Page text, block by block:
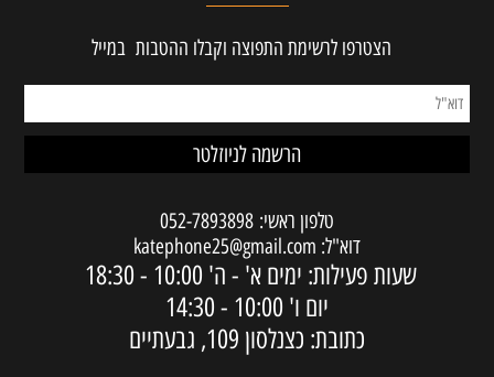
הצטרפו לרשימת התפוצה וקבלו ההטבות במייל
טלפון ראשי: 052-7893898
דוא"ל: katephone25@gmail.com
שעות פעילות: ימים א' - ה' 10:00 - 18:30
יום ו' 10:00 - 14:30
כתובת: כצנלסון 109, גבעתיים